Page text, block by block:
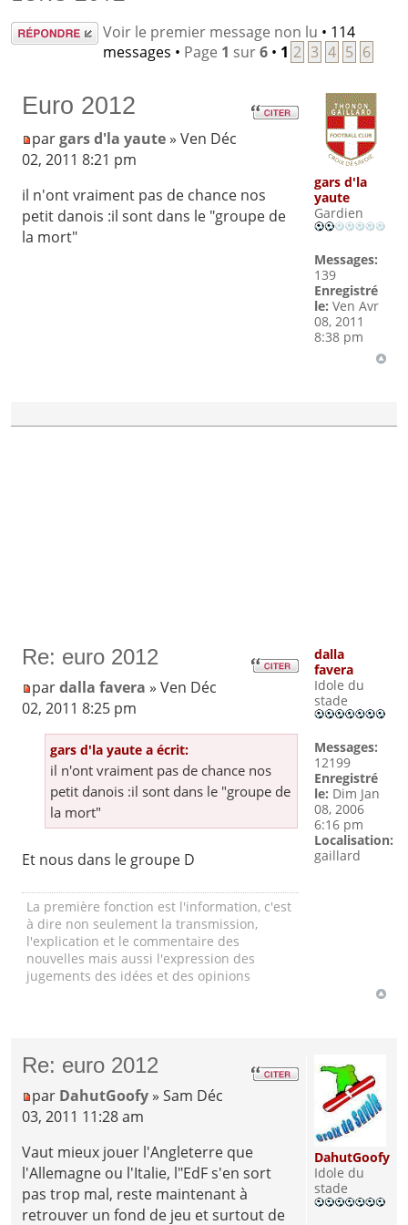
Répondre Voir le premier message non lu • 114
messages • Page 1 sur6• 1 2 3 4 5 6
Euro 2012
pargars d'la yaute» Ven Déc
02, 2011 8:21 pm
il n'ont vraiment pas de chance nos
petit danois :il sont dans le "groupe de
la mort"
gars d'la
yaute
Gardien
Messages:
139
Enregistré
le: Ven Avr
08, 2011
8:38 pm
Re: euro 2012
pardalla favera » Ven Déc
02, 2011 8:25 pm
gars d'la yaute a écrit:
il n'ont vraiment pas de chance nos
petit danois :il sont dans le "groupe de
la mort"
Et nous dans le groupe D
La première fonction est l'information, c'est
à dire non seulement la transmission,
l'explication et le commentaire des
nouvelles mais aussi l'expression des
jugements des idées et des opinions
dalla
favera
Idole du
stade
Messages:
12199
Enregistré
le: Dim Jan
08, 2006
6:16 pm
Localisation:
gaillard
Re: euro 2012
par DahutGoofy » Sam Déc
03, 2011 11:28 am
Vaut mieux jouer l'Angleterre que
l'Allemagne ou l'Italie, l"EdF s'en sort
pas trop mal, reste maintenant à
retrouver un fond de jeu et surtout de
DahutGoofy
Idole du
stade